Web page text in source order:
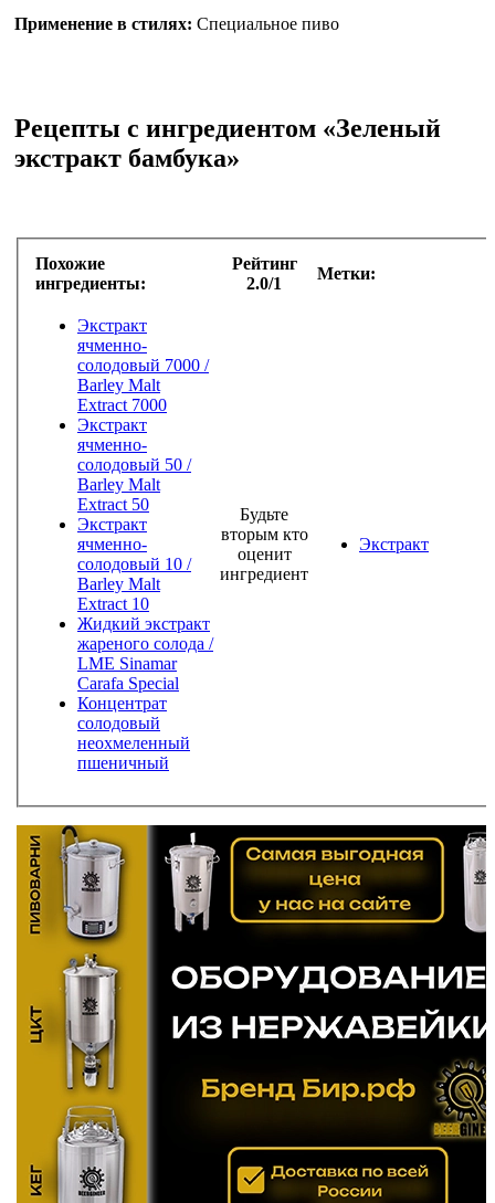
Применение в стилях: Специальное пиво
Рецепты с ингредиентом «Зеленый
экстракт бамбука»
Похожие
ингредиенты:
Рейтинг
2.0/1
Метки:
Экстракт
ячменно-
солодовый 7000 /
Barley Malt
Extract 7000
Экстракт
ячменно-
солодовый 50 /
Barley Malt
Extract 50
Экстракт
ячменно-
солодовый 10 /
Barley Malt
Extract 10
Жидкий экстракт
жареного солода /
LME Sinamar
Carafa Special
Концентрат
солодовый
неохмеленный
пшеничный
Будьте
вторым кто
оценит
ингредиент
Экстракт